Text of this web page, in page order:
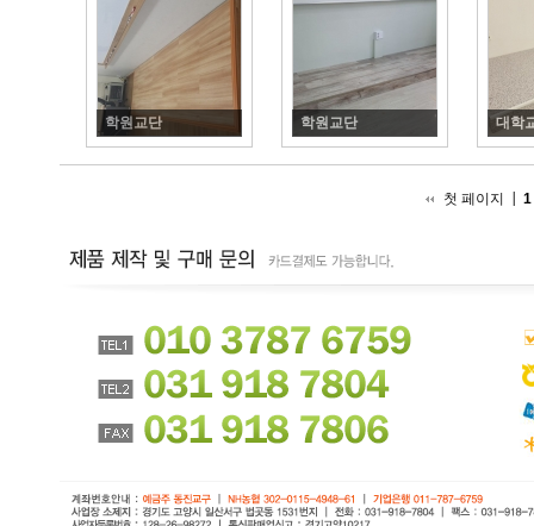
학원교단 학원교단 대학
첫 페이지 1